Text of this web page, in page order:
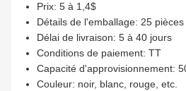
Prix: 5 à 1,4$
Détails de l'emballage: 25
Délai de livraison: 5 à 40 jours
Conditions de paiement: TT
Capacité d'approvisionnement:
Couleur: noir, blanc, rouge, etc.